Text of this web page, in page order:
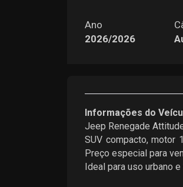
Ano
2026/2026
Informações do
Jeep Renegade
SUV compacto, motor
Preço especial para
Ideal para uso urbano